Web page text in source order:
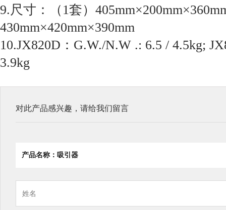
9.尺寸：（1套）
430mm×420mm×390mm
10.JX820D：G.W./N.W .: 6.5 / 4.5kg;
3.9kg
对此产品感兴趣，请给我们留言